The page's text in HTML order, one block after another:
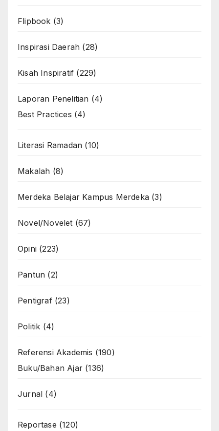
Flipbook (3)
Inspirasi Daerah (28)
Kisah Inspiratif (229)
Laporan Penelitian (4)
Best Practices (4)
Literasi Ramadan (10)
Makalah (8)
Merdeka Belajar Kampus Merdeka (3)
Novel/Novelet (67)
Opini (223)
Pantun (2)
Pentigraf(23)
Politik (4)
Referensi Akademis (190)
Buku/Bahan Ajar (136)
Jurnal (4)
Reportase (120)